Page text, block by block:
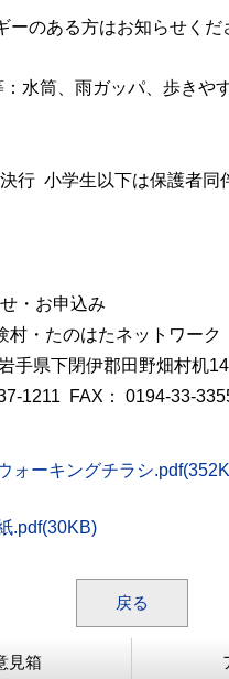
のある方はお知らせくだ
水筒、雨ガッパ、歩きや
行 小学生以下は保護者同
・お申込み
村・たのはたネットワーク
手県下閉伊郡田野畑村机
1211 FAX： 0194-33-
ォーキングチラシ
.pdf(30KB)
戻る
見箱